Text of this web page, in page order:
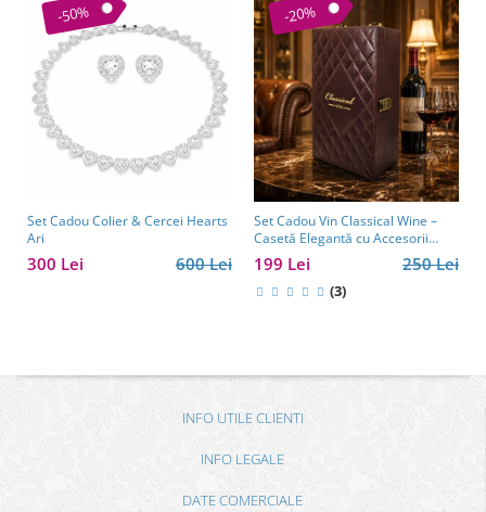
-50%
Set Cadou Colier & Cercei Hearts
Ari
600 Lei
300 Lei
-20%
Set Cadou Vin Classical Wine –
Casetă Elegantă cu Accesorii
pentru Vin
250 Lei
199 Lei
(3)
INFO UTILE CLIENTI
INFO LEGALE
DATE COMERCIALE